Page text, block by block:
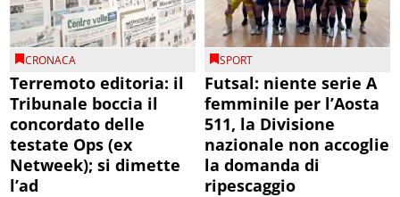
CRONACA
Terremoto editoria: il
Tribunale boccia il
concordato delle
testate Ops (ex
Netweek); si dimette
l’ad
SPORT
Futsal: niente serie A
femminile per l’Aosta
511, la Divisione
nazionale non accoglie
la domanda di
ripescaggio